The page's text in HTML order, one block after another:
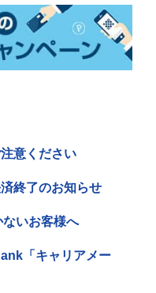
意ください
終了のお知らせ
ないお客様へ
「キャリアメー